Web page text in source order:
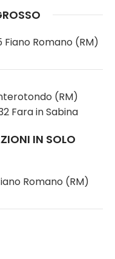
Fiano Romano (RM)
(RM)
Fara in Sabina
IN SOLO
Romano (RM)